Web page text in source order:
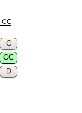
CC
C
CC
D